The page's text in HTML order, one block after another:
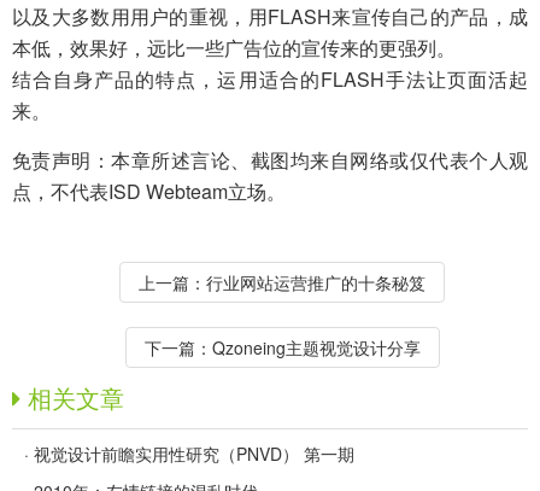
以及大多数用用户的重视，用FLASH来宣传自己的产品，成
本低，效果好，远比一些广告位的宣传来的更强列。
结合自身产品的特点，运用适合的FLASH手法让页面活起
来。
免责声明：本章所述言论、截图均来自网络或仅代表个人观
点，不代表ISD Webteam立场。
上一篇： 行业网站运营推广的十条秘笈
下一篇： Qzoneing主题视觉设计分享
相关文章
· 视觉设计前瞻实用性研究（PNVD） 第一期